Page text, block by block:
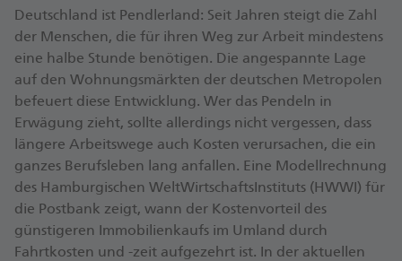
Deutschland ist Pendlerland: Seit Jahren steigt die Zahl
der Menschen, die für ihren Weg zur Arbeit mindestens
eine halbe Stunde benötigen. Die angespannte Lage
auf den Wohnungsmärkten der deutschen Metropolen
befeuert diese Entwicklung. Wer das Pendeln in
Erwägung zieht, sollte allerdings nicht vergessen, dass
längere Arbeitswege auch Kosten verursachen, die ein
ganzes Berufsleben lang anfallen. Eine Modellrechnung
des Hamburgischen WeltWirtschaftsInstituts (HWWI) für
die Postbank zeigt, wann der Kostenvorteil des
günstigeren Immobilienkaufs im Umland durch
Fahrtkosten und -zeit aufgezehrt ist. In der aktuellen